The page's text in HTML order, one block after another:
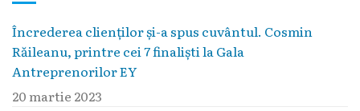
Încrederea clienților și-a spus cuvântul. Cosmin
Răileanu, printre cei 7 finaliști la Gala
Antreprenorilor EY
20 martie 2023